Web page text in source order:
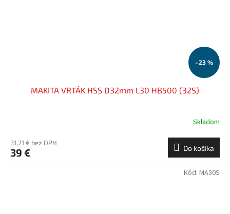
–23 %
MAKITA VRTÁK HSS D32mm L30 HB500 (32S)
Skladom
31,71 € bez DPH
39 € Do košíka
Kód: MA30S